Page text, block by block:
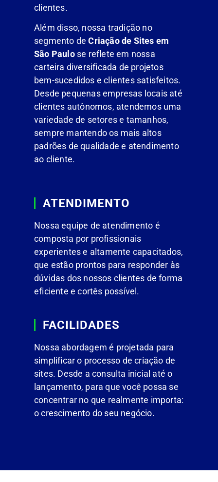
clientes.
Além disso, nossa tradição no
segmento de Criação de Sites em
São Paulose reflete em nossa
carteira diversificada de projetos
bem-sucedidos e clientes satisfeitos.
Desde pequenas empresas locais até
clientes autônomos, atendemos uma
variedade de setores e tamanhos,
sempre mantendo os mais altos
padrões de qualidade e atendimento
ao cliente.
ATENDIMENTO
Nossa equipe de atendimento é
composta por profissionais
experientes e altamente capacitados,
que estão prontos para responder às
dúvidas dos nossos clientes de forma
eficiente e cortês possível.
FACILIDADES
Nossa abordagem é projetada para
simplificar o processo de criação de
sites. Desde a consulta inicial até o
lançamento, para que você possa se
concentrar no que realmente importa:
o crescimento do seu negócio.